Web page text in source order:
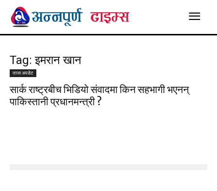
Tag: इमरान खान
ताजा अपडेट
सार्क राष्ट्रबीच भिडियो संवादमा किन सहभागी भएनन्
पाकिस्तानी प्रधानमन्त्री ?